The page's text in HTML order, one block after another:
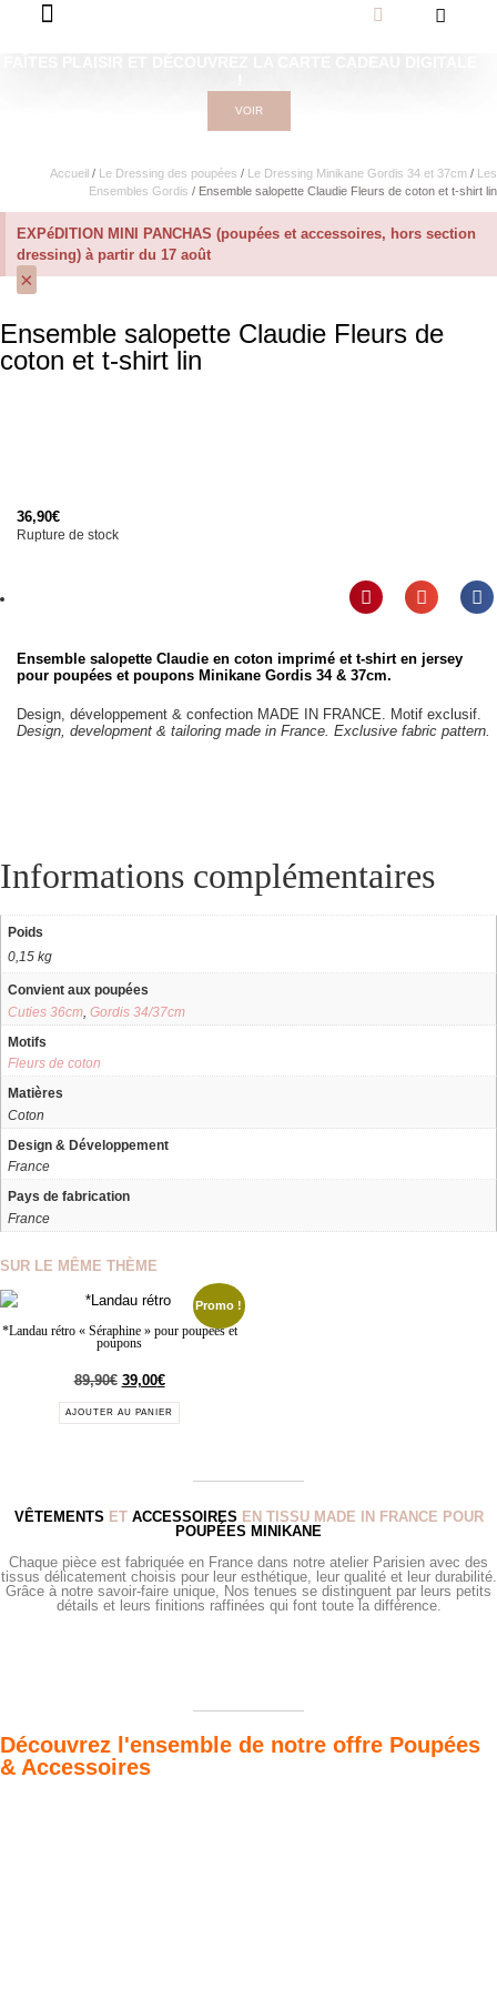
VOIR
Accueil / Le Dressing des poupées / Le Dressing Minikane Gordis 34 et 37cm​ / Les
Ensembles Gordis / Ensemble salopette Claudie Fleurs de coton et t-shirt lin
EXPéDITION MINI PANCHAS (poupées et accessoires, hors section
dressing) à partir du 17 août
×
Ensemble salopette Claudie Fleurs de
coton et t-shirt lin
36,90€
Rupture de stock
Ensemble salopette Claudie en coton imprimé et t-shirt en jersey
pour poupées et poupons Minikane Gordis 34 & 37cm.
Design, développement & confection MADE IN FRANCE. Motif exclusif.
Design, development & tailoring made in France. Exclusive fabric pattern.
Informations complémentaires
Poids
0,15 kg
Convient aux poupées
Cuties 36cm, Gordis 34/37cm
Motifs
Fleurs de coton
Matières
Coton
Design & Développement
France
Pays de fabrication
France
SUR LE MÊME THÈME
Promo !
*Landau rétro « Séraphine » pour poupées et
poupons
89,90€ 39,00€
AJOUTER AU PANIER
VÊTEMENTS ET ACCESSOIRES EN TISSU MADE IN FRANCE POUR
POUPÉES MINIKANE
Chaque pièce est fabriquée en France dans notre atelier Parisien avec des
tissus délicatement choisis pour leur esthétique, leur qualité et leur durabilité.
Grâce à notre savoir-faire unique, Nos tenues se distinguent par leurs petits
détails et leurs finitions raffinées qui font toute la différence.
Découvrez l'ensemble de notre offre Poupées
& Accessoires